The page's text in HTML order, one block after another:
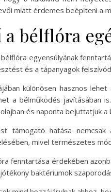
miatt érdemes beépíteni a
a bélflóra
egyensúlyának
és a tápanyagok
különösen hasznos
a bélműködés javításában
és naponta bejuttatjuk a
támogató hatása
mivel természetes
fenntartása érdekében
baktériumok